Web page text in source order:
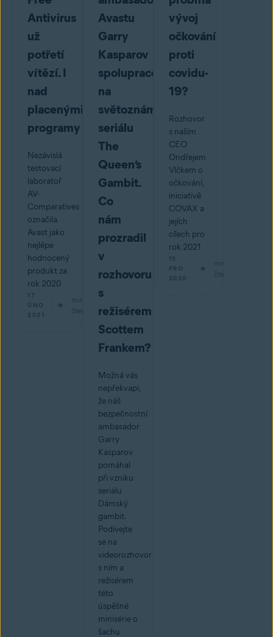
Antivirus
už
potřetí
vítězí. I
nad
placenými
programy
Nezávislá
testovací
laboratoř
AV-
Comparatives
označila
Avast jako
nejlépe
hodnocený
produkt za
rok 2020
17
ÚNO
2021
min
čtení
Avastu
Garry
Kasparov
spolupracoval
na
světoznámém
seriálu
The
Queen’s
Gambit.
Co
nám
prozradil
v
rozhovoru
s
režisérem
Scottem
Frankem?
Možná vás
nepřekvapí,
že náš
bezpečnostní
ambasador
Garry
Kasparov
pomáhal
při vzniku
seriálu
Dámský
gambit.
Podívejte
se na
videorozhovor
s ním a
režisérem
této
úspěšné
minisérie o
šachu
vývoj
očkování
proti
covidu-
19?
Rozhovor
s naším
CEO
Ondřejem
Vlčkem o
očkování,
iniciativě
COVAX a
jejích
cílech pro
rok 2021
15
PRO
2020
min
čtení